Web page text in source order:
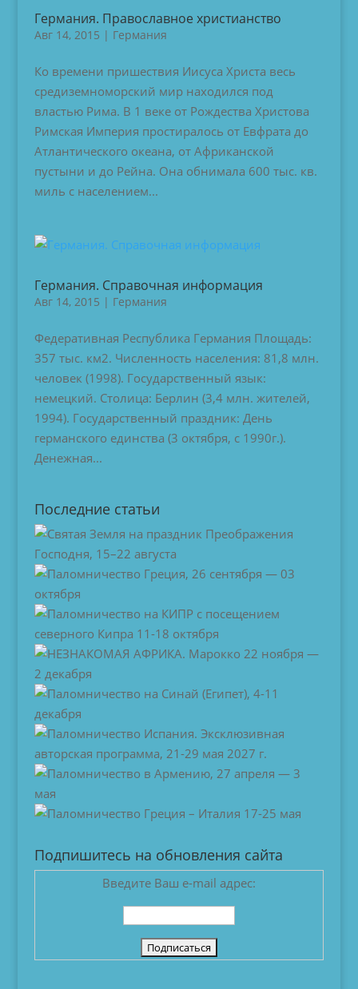
Германия. Православное христианство
Авг 14, 2015 | Германия
Ко времени пришествия Иисуса Христа весь
средиземноморский мир находился под
властью Рима. В 1 веке от Рождества Христова
Римская Империя простиралось от Евфрата до
Атлантического океана, от Африканской
пустыни и до Рейна. Она обнимала 600 тыс. кв.
миль с населением...
Германия. Справочная информация
Авг 14, 2015 | Германия
Федеративная Республика Германия Площадь:
357 тыс. км2. Численность населения: 81,8 млн.
человек (1998). Государственный язык:
немецкий. Столица: Берлин (3,4 млн. жителей,
1994). Государственный праздник: День
германского единства (3 октября, с 1990г.).
Денежная...
Последние статьи
Подпишитесь на обновления сайта
Введите Ваш e-mail адрес: